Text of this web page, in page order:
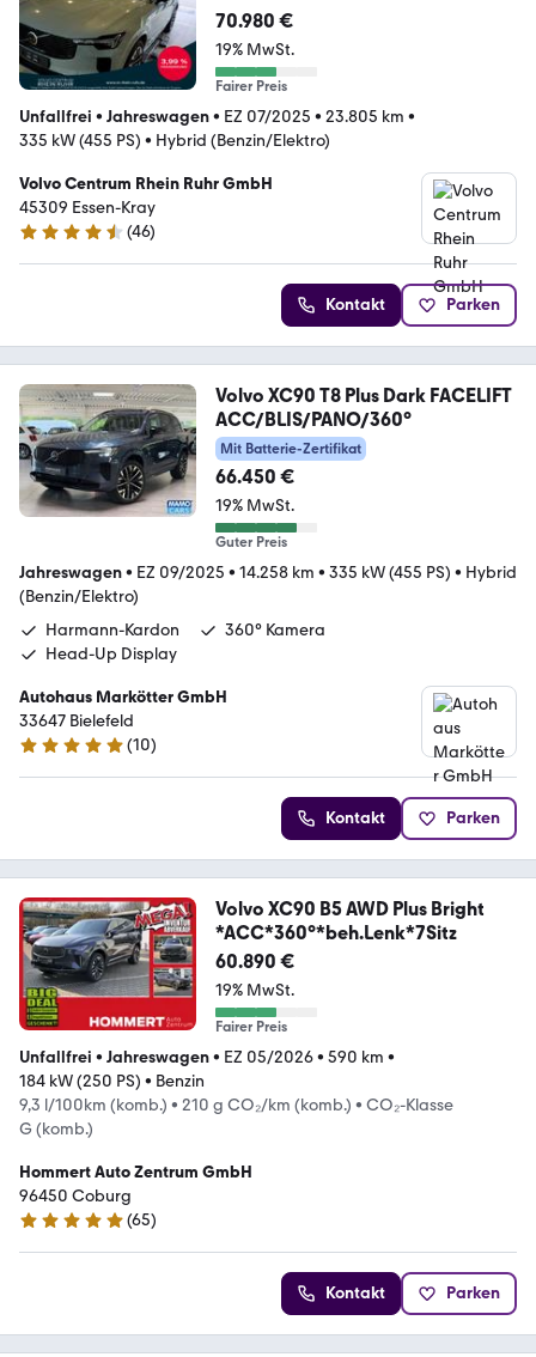
Dark+MASSAGE+BO&WI+AHK+L
EDER+
70.980 €
19% MwSt.
Fairer Preis
Unfallfrei • Jahreswagen• EZ 07/2025 • 23.805 km •
335 kW (455 PS) • Hybrid (Benzin/Elektro)
Volvo Centrum Rhein Ruhr GmbH
45309 Essen-Kray
4.7 Sterne
(46)
Kontakt Parken
Volvo XC90 T8 Plus Dark FACELIFT
ACC/BLIS/PANO/360°
Mit Batterie-Zertifikat
66.450 €
19% MwSt.
Guter Preis
Jahreswagen• EZ 09/2025 • 14.258 km • 335 kW (455 PS) • Hybrid
(Benzin/Elektro)
Harmann-Kardon
360° Kamera
Head-Up Display
Autohaus Markötter GmbH
33647 Bielefeld
5 Sterne
(10)
Kontakt Parken
Volvo XC90 B5 AWD Plus Bright
*ACC*360°*beh.Lenk*7Sitz
60.890 €
19% MwSt.
Fairer Preis
Unfallfrei • Jahreswagen• EZ 05/2026• 590 km •
184 kW (250 PS) • Benzin
9,3 l/100km (komb.) • 210 g CO₂/km (komb.) • CO₂-Klasse
G (komb.)
Hommert Auto Zentrum GmbH
96450 Coburg
4.9 Sterne
(65)
Kontakt Parken